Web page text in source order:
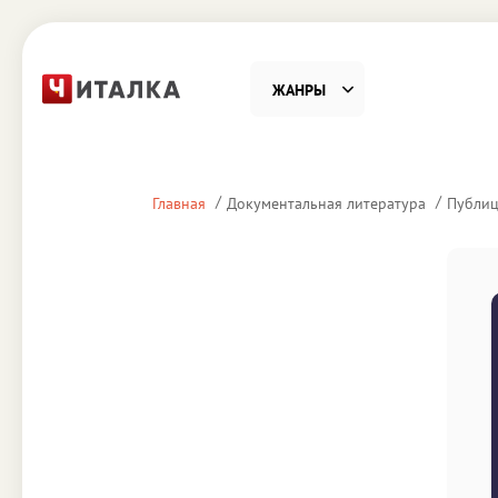
ЖАНРЫ
Главная Документальная литература